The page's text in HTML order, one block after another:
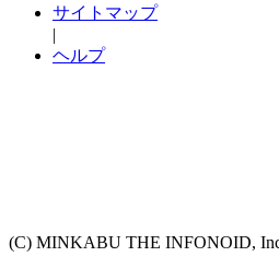
サイトマップ
|
ヘルプ
(C) MINKABU THE INFONOID,